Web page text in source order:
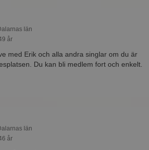
län
år
med Erik och alla andra singlar om du är
Du kan bli medlem fort och enkelt.
län
år